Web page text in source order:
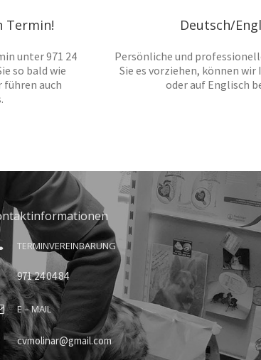
Termin!
unter 971 24
so bald wie
auch
Deutsch/
Persönliche und
Sie es vorziehen, können wir
oder auf Englisch
TERMINVEREINBARUNG
971 24 04 84
E – MAIL
cvmolinar@gmail.com